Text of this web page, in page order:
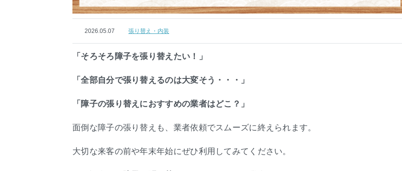
2026.05.07 張り替え・内装
「そろそろ障子を張り替えたい！」
「全部自分で張り替えるのは大変そう・・・」
「障子の張り替えにおすすめの業者はどこ？」
面倒な障子の張り替えも、業者依頼でスムーズに終えられます。
大切な来客の前や年末年始にぜひ利用してみてください。